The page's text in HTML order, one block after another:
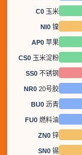
C0 玉米
NI0 镍
AP0 苹果
CS0 玉米淀粉
SS0 不锈钢
NR0 20号胶
BU0 沥青
FU0 燃料油
ZN0 锌
SN0 锡